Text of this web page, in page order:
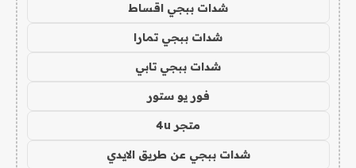
شدات ببجي اقساط
شدات ببجي تمارا
شدات ببجي تابي
فور يو ستور
متجر 4u
شدات ببجي عن طريق الايدي